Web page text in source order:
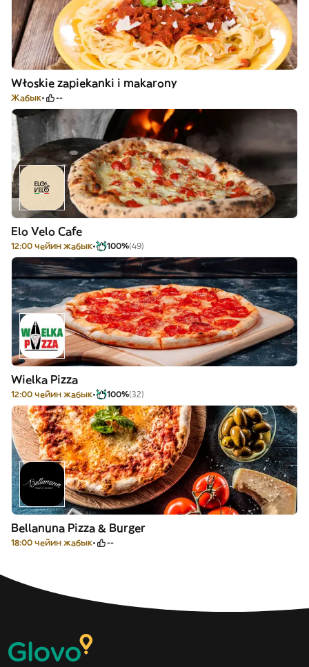
Włoskie zapiekanki i makarony
Жабык --
Elo Velo Cafe
12:00 чейин жабык 100%(49)
Wielka Pizza
12:00 чейин жабык 100%(32)
Bellanuna Pizza & Burger
18:00 чейин жабык --